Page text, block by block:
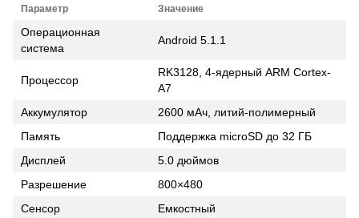
Параметр Значение
Операционная
система
Android 5.1.1
Процессор
RK3128, 4-ядерный ARM Cortex-
A7
Аккумулятор
2600 мАч, литий-полимерный
Память
Поддержка microSD до 32 ГБ
Дисплей
5.0 дюймов
Разрешение
800×480
Сенсор
Емкостный